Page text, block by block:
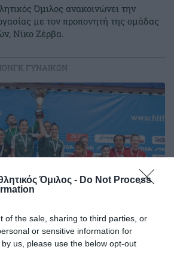
Όμιλος - Do Not Process
of the sale, sharing to third parties, or
or sensitive information for
us, please use the below opt-out
Όμιλος ανακοινώνει την
με τον προπονητή της ομάδας
Νίκο Ζέρβα.
ΓΥΝΑΙΚΩΝ